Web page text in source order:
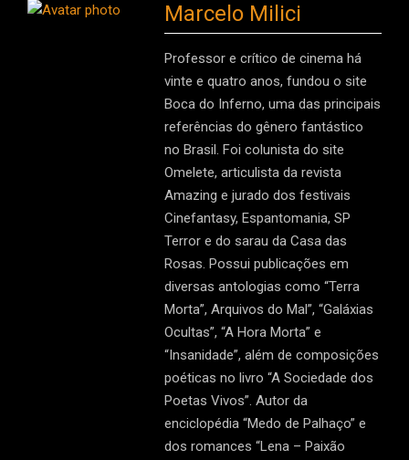
Marcelo Milici
Professor e crítico de cinema há
vinte e quatro anos, fundou o site
Boca do Inferno, uma das principais
referências do gênero fantástico
no Brasil. Foi colunista do site
Omelete, articulista da revista
Amazing e jurado dos festivais
Cinefantasy, Espantomania, SP
Terror e do sarau da Casa das
Rosas. Possui publicações em
diversas antologias como “Terra
Morta”, Arquivos do Mal”, “Galáxias
Ocultas”, “A Hora Morta” e
“Insanidade”, além de composições
poéticas no livro “A Sociedade dos
Poetas Vivos”. Autor da
enciclopédia “Medo de Palhaço” e
dos romances “Lena – Paixão